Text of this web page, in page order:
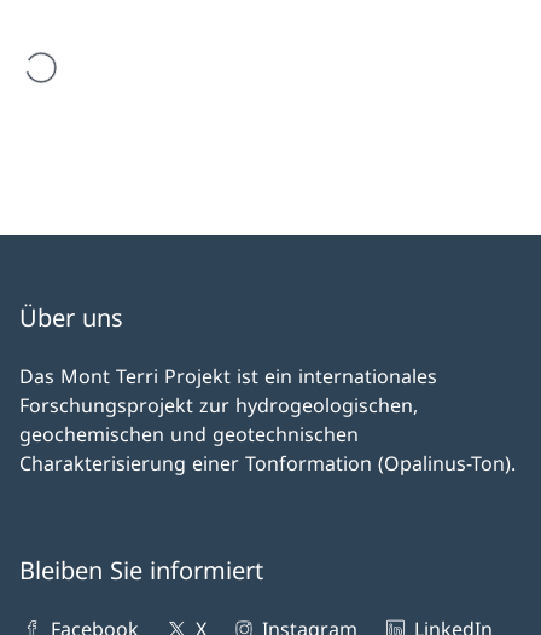
werden geladen
Über uns
Das Mont Terri Projekt ist ein internationales
Forschungsprojekt zur hydrogeologischen,
geochemischen und geotechnischen
Charakterisierung einer Tonformation (Opalinus-Ton).
Bleiben Sie informiert
Facebook X Instagram LinkedIn